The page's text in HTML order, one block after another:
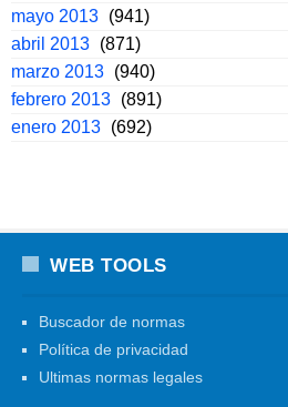
mayo 2013 (941)
abril 2013 (871)
marzo 2013 (940)
febrero 2013 (891)
enero 2013 (692)
WEB TOOLS
Buscador de normas
Política de privacidad
Ultimas normas legales